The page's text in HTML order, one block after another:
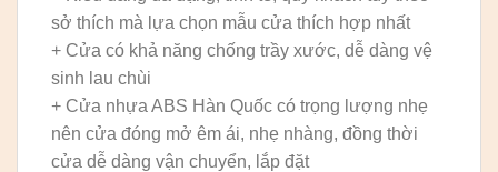
sở thích mà lựa chọn mẫu cửa thích hợp nhất
+ Cửa có khả năng chống trầy xước, dễ dàng vệ
sinh lau chùi
+ Cửa nhựa ABS Hàn Quốc có trọng lượng nhẹ
nên cửa đóng mở êm ái, nhẹ nhàng, đồng thời
cửa dễ dàng vận chuyển, lắp đặt